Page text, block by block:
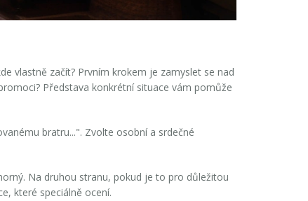
vlastně začít? Prvním krokem je zamyslet se nad
Představa konkrétní situace vám pomůže
bratru...". Zvolte osobní a srdečné
Na druhou stranu, pokud je to pro důležitou
které speciálně ocení.